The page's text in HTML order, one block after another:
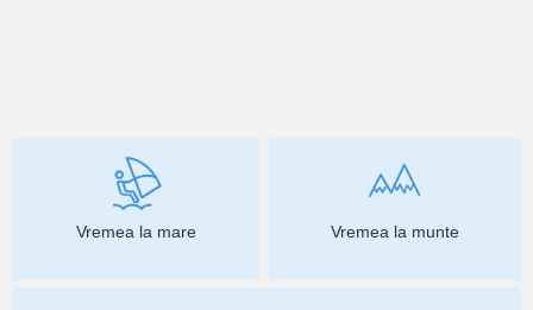
Vremea la mare Vremea la munte